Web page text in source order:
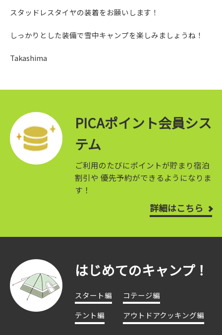
スタッドレスタイヤの装着をお願いします！
しっかりとした装備で雪中キャンプを楽しみましょうね！
Takashima
PICAポイント会員シス
テム
ご利用のたびにポイントが貯まり宿泊
割引や 優先予約ができるようになりま
す！
詳細はこちら
はじめてのキャンプ！
スタート編
コテージ編
テント編
アウトドアクッキング編